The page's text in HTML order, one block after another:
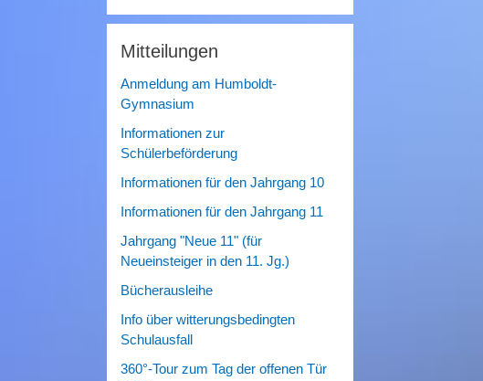
Mitteilungen
Anmeldung am Humboldt-
Gymnasium
Informationen zur
Schülerbeförderung
Informationen für den Jahrgang 10
Informationen für den Jahrgang 11
Jahrgang "Neue 11" (für
Neueinsteiger in den 11. Jg.)
Bücherausleihe
Info über witterungsbedingten
Schulausfall
360°-Tour zum Tag der offenen Tür